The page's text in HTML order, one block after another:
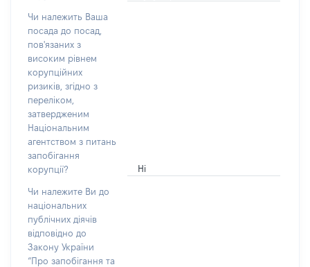
Чи належить Ваша
посада до посад,
пов'язаних з
високим рівнем
корупційних
ризиків, згідно з
переліком,
затвердженим
Національним
агентством з питань
запобігання
корупції?
Ні
Чи належите Ви до
національних
публічних діячів
відповідно до
Закону України
“Про запобігання та